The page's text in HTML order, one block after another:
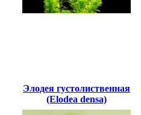
Элодея густолиственная
(Elodea densa)